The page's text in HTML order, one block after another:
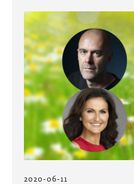
2020-06-11